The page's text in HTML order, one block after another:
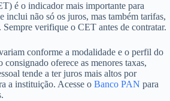
é o indicador mais importante para
inclui não só os juros, mas também tarifas,
Sempre verifique o CET antes de contratar.
conforme a modalidade e o perfil do
oferece as menores taxas,
tende a ter juros mais altos por
a instituição. Acesse o Banco PAN para